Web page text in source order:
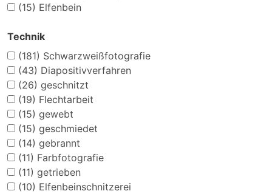
(15) Elfenbein
Technik
(181) Schwarzweißfotografie
(43) Diapositivverfahren
(26) geschnitzt
(19) Flechtarbeit
(15) gewebt
(15) geschmiedet
(14) gebrannt
(11) Farbfotografie
(11) getrieben
(10) Elfenbeinschnitzerei